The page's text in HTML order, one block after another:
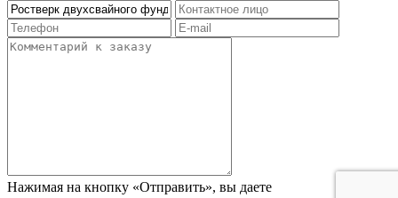
Нажимая на кнопку «Отправить», вы даете